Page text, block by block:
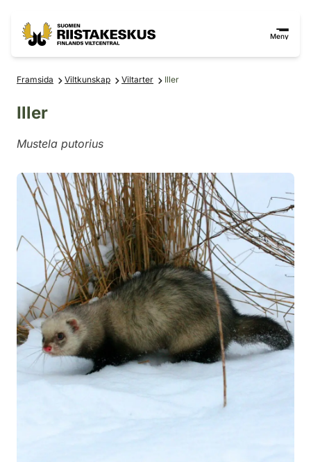
Meny
Framsida Viltkunskap Viltarter Iller
Iller
Mustela putorius